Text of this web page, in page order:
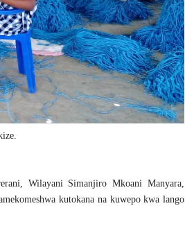
Wilayani Simanjiro Mkoani Manyara,
kutokana na kuwepo kwa lango